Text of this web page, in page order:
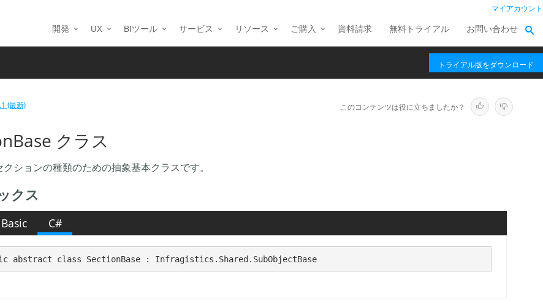
マイアカウント
開発 UX BIツール サービス リソース ご購入 資料請求 無料トライアル お問い合わせ
トライアル版をダウンロード
(最新) このコンテンツは役に立ちましたか？
クラス
ションの種類のための抽象基本クラスです。
クス
C#
abstract class SectionBase : Infragistics.Shared.SubObjectBase